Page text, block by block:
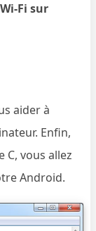
Fi sur
aider à
Enfin,
C, vous allez
Android.